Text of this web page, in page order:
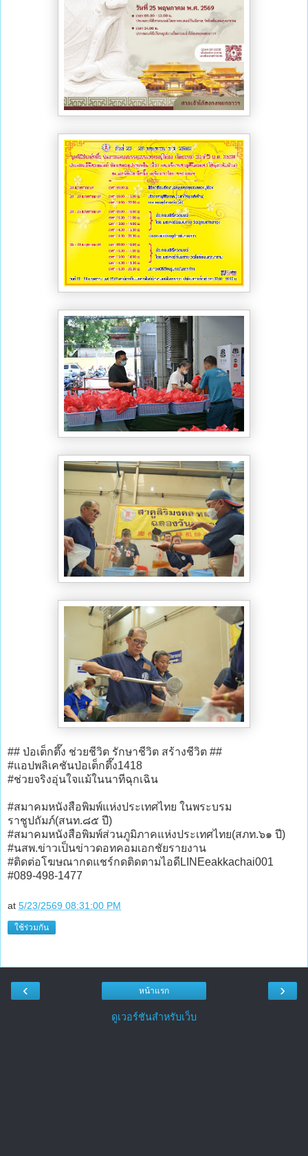
## ป่อเต็กตึ๊ง ช่วยชีวิต รักษาชีวิต สร้างชีวิต ##
#แอปพลิเคชันป่อเต็กตึ๊ง1418
#ช่วยจริงอุ่นใจแม้ในนาทีฉุกเฉิน
#สมาคมหนังสือพิมพ์แห่งประเทศไทย ในพระบรม
ราชูปถัมภ์(สนท.๘๕ ปี)
#สมาคมหนังสือพิมพ์ส่วนภูมิภาคแห่งประเทศไทย(สภท.๖๑ ปี)
#นสพ.ข่าวเป็นข่าวดอทคอมเอกชัยรายงาน
#ติดต่อโฆษณากดแชร์กดติดตามไอดีLINEeakkachai001
#089-498-1477
at 5/23/2569 08:31:00 PM
ใช้ร่วมกัน
‹ ›
หน้าแรก
ดูเวอร์ชันสำหรับเว็บ